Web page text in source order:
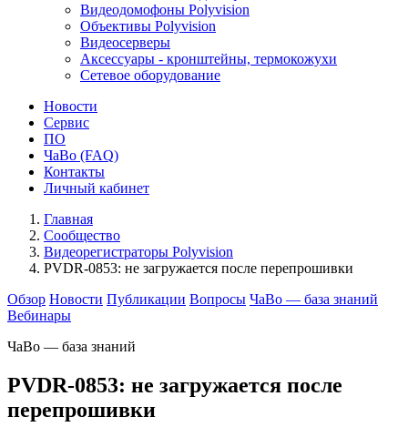
Видеодомофоны Polyvision
Объективы Polyvision
Видеосерверы
Аксессуары - кронштейны, термокожухи
Сетевое оборудование
Новости
Сервис
ПО
ЧаВо (FAQ)
Контакты
Личный кабинет
Главная
Сообщество
Видеорегистраторы Polyvision
PVDR-0853: не загружается после перепрошивки
Обзор Новости Публикации Вопросы ЧаВо — база знаний
Вебинары
ЧаВо — база знаний
PVDR-0853: не загружается после
перепрошивки